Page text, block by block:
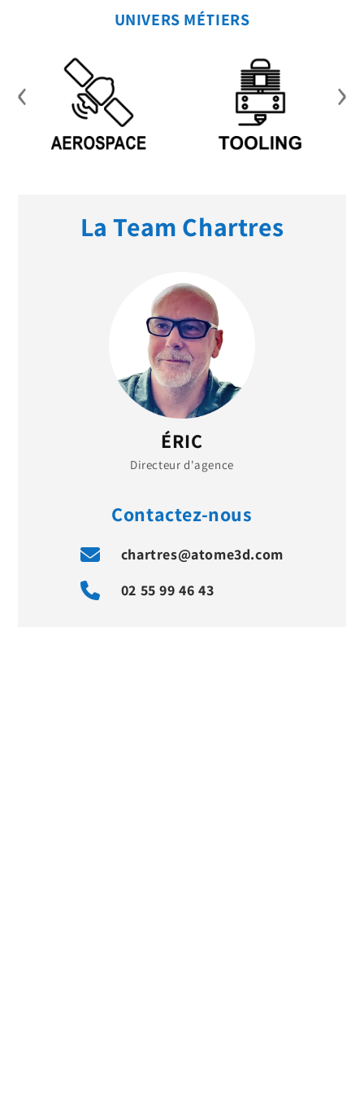
UNIVERS MÉTIERS
‹ ›
La Team Chartres
ÉRIC
Directeur d'agence
Contactez-nous
chartres@atome3d.com
02 55 99 46 43